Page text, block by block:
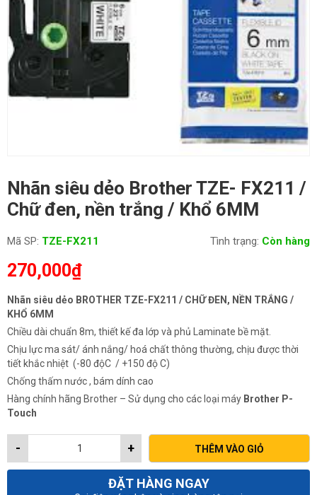
Nhãn siêu dẻo Brother TZE- FX211 /
Chữ đen, nền trắng / Khổ 6MM
Mã SP: TZE-FX211 Tình trạng: Còn hàng
270,000₫
Nhãn siêu dẻo BROTHER TZE-FX211 / CHỮ ĐEN, NỀN TRẮNG /
KHỔ 6MM
Chiều dài chuẩn 8m, thiết kế đa lớp và phủ Laminate bề mặt.
Chịu lực ma sát/ ánh nắng/ hoá chất thông thường, chịu được thời
tiết khắc nhiệt (-80 độC / +150 độ C)
Chống thấm nước , bám dính cao
Hàng chính hãng Brother – Sử dụng cho các loại máy Brother P-
Touch
+
- THÊM VÀO GIỎ
ĐẶT HÀNG NGAY